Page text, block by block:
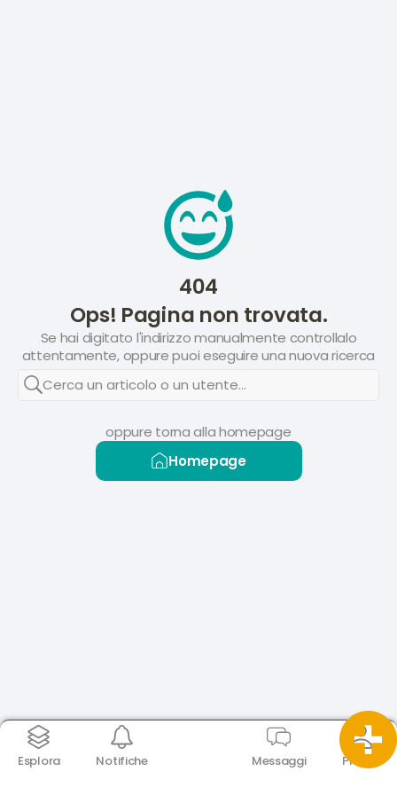
Esplora Notifiche Messaggi Profilo
404
Ops! Pagina non trovata.
Se hai digitato l'indirizzo manualmente controllalo
attentamente, oppure puoi eseguire una nuova ricerca
Cerca un articolo o un utente...
oppure torna alla homepage
Homepage